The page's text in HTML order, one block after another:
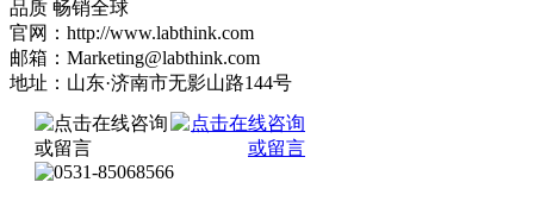
品质 畅销全球
官网：http://www.labthink.com
邮箱：Marketing@labthink.com
地址：山东·济南市无影山路144号